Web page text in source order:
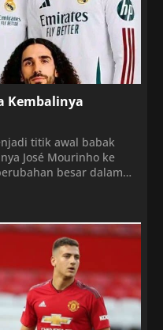
Kembalinya
titik awal babak
José Mourinho ke
besar dalam
asal Portugal itu tidak
Madrid di
di Eropa. Karena itu,